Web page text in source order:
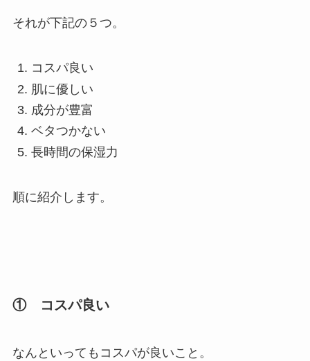
それが下記の５つ。
コスパ良い
肌に優しい
成分が豊富
ベタつかない
長時間の保湿力
順に紹介します。
① コスパ良い
なんといってもコスパが良いこと。